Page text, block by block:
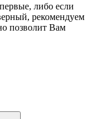
либо если
рекомендуем
позволит Вам